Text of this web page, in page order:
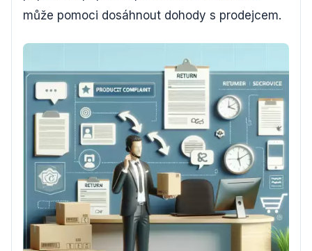
může pomoci dosáhnout dohody s prodejcem.